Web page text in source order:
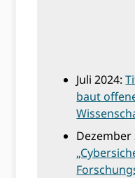
Juli 2024:
baut
Dezember